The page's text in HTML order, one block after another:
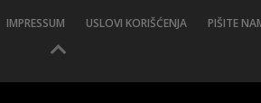
IMPRESSUM USLOVI KORIŠĆENJA PIŠITE